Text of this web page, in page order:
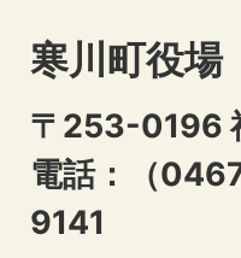
寒川町役場
〒253-0196
電話：（
9141